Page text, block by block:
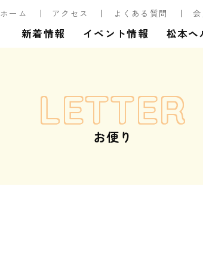
ホーム アクセス よくある質問
新着情報 イベント情報 松本ヘ
LETTER
お便り